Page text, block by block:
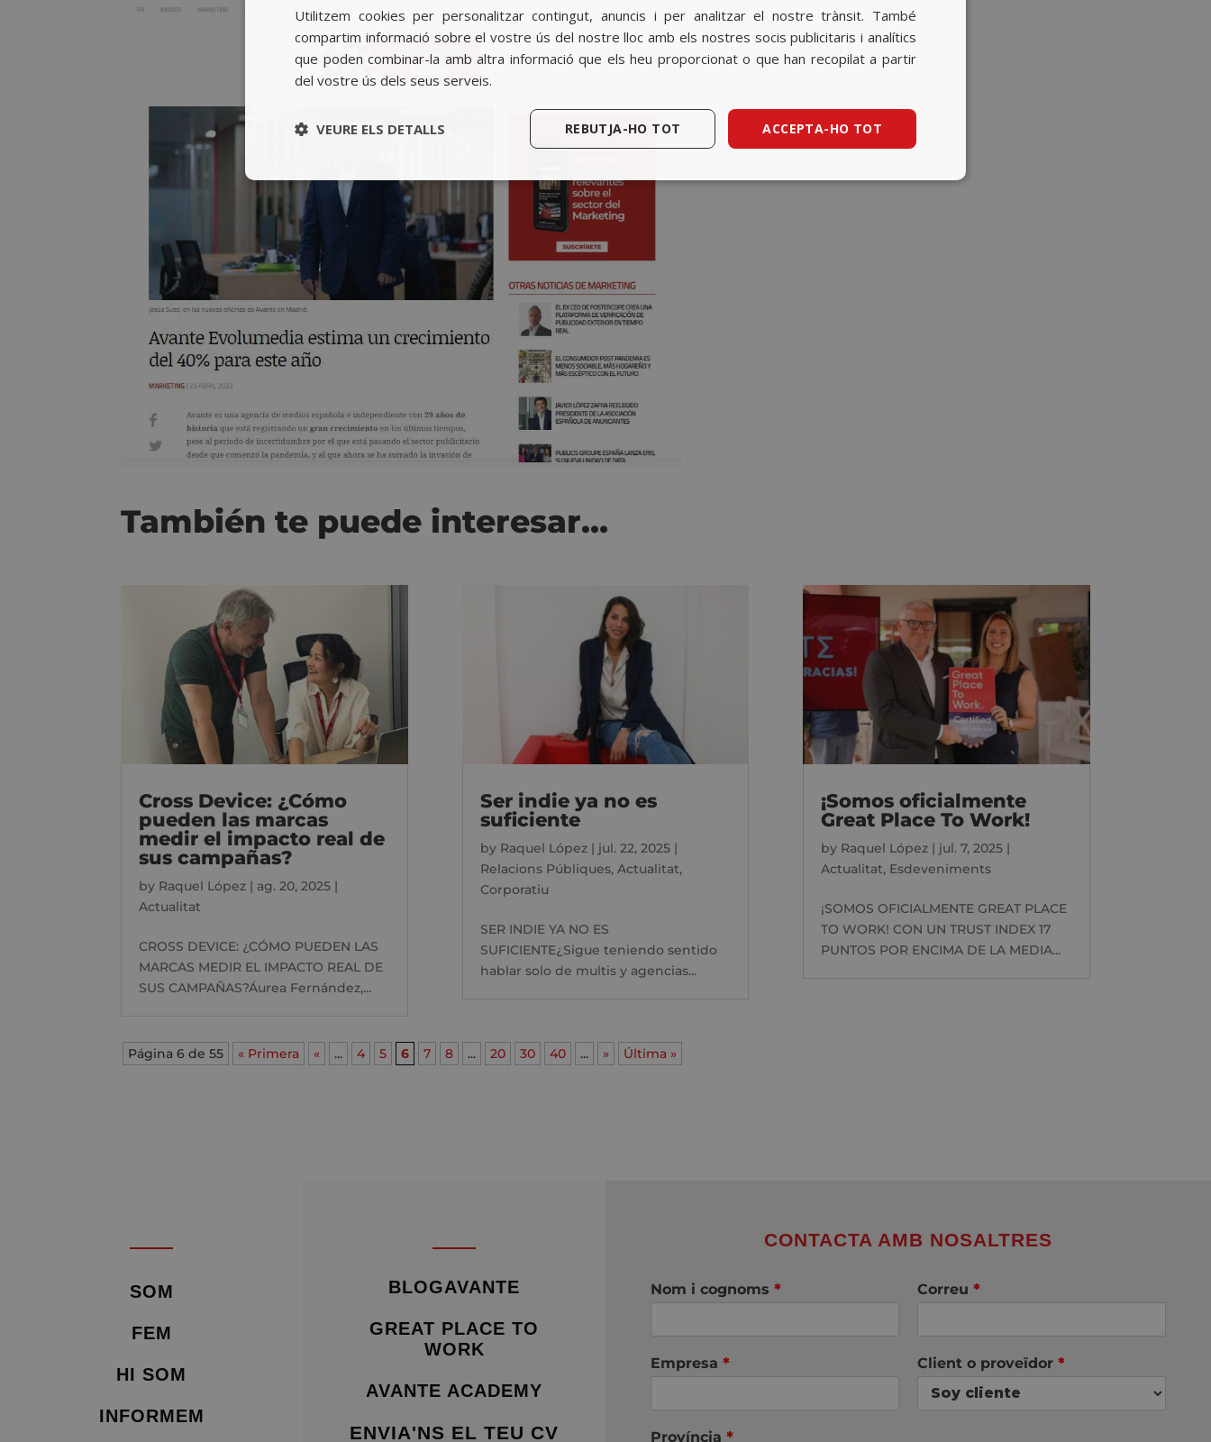
También te puede interesar…
Cross Device: ¿Cómo
pueden las marcas
medir el impacto real de
sus campañas?
by Raquel López | ag. 20, 2025 |
Actualitat
CROSS DEVICE: ¿CÓMO PUEDEN LAS
MARCAS MEDIR EL IMPACTO REAL DE
SUS CAMPAÑAS?Áurea Fernández,...
Ser indie ya no es
suficiente
by Raquel López| jul. 22, 2025|
Relacions Públiques, Actualitat,
Corporatiu
SER INDIE YA NO ES
SUFICIENTE¿Sigue teniendo sentido
hablar solo de multis y agencias...
¡Somos oficialmente
Great Place To Work!
by Raquel López| jul. 7, 2025|
Actualitat, Esdeveniments
¡SOMOS OFICIALMENTE GREAT PLACE
TO WORK! CON UN TRUST INDEX 17
PUNTOS POR ENCIMA DE LA MEDIA...
Página 6 de 55 « Primera « ... 4 5 6 7 8 ... 20 30 40 ... » Última »
SOM
FEM
HI SOM
INFORMEM
BLOGAVANTE
GREAT PLACE TO
WORK
AVANTE ACADEMY
ENVIA'NS EL TEU CV
CONTACTA AMB NOSALTRES
Nom i cognoms * Correu *
Empresa * Client o proveïdor *
Província *
SPANISH
BASQUE
Utilitzem cookies per personalitzar contingut, anuncis i per analitzar el nostre trànsit. També
compartim informació sobre el vostre ús del nostre lloc amb els nostres socis publicitaris i analítics
que poden combinar-la amb altra informació que els heu proporcionat o que han recopilat a partir
del vostre ús dels seus serveis.
ACCEPTA-HO TOT
REBUTJA-HO TOT
VEURE ELS DETALLS